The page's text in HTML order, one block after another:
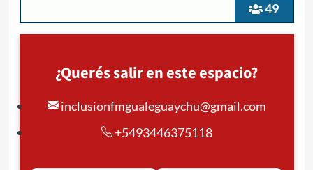
49
¿Querés salir en este espacio?
inclusionfmgualeguaychu@gmail.com
+5493446375118